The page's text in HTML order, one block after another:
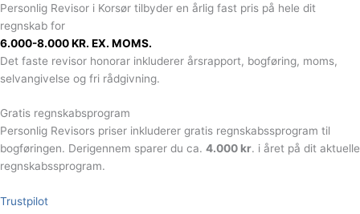
Personlig Revisor i Korsør tilbyder en årlig fast pris på hele dit
regnskab for
6.000-8.000 KR. EX. MOMS.
Det faste revisor honorar inkluderer årsrapport, bogføring, moms,
selvangivelse og fri rådgivning.
Gratis regnskabsprogram​
Personlig Revisors priser inkluderer gratis regnskabssprogram til
bogføringen. Derigennem sparer du ca. 4.000 kr. i året på dit aktuelle
regnskabssprogram.
Trustpilot